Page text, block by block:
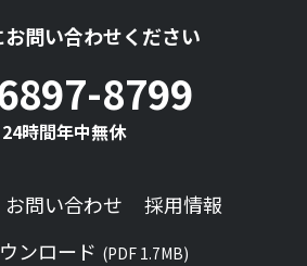
問い合わせください
8799
24時間年中無休
お問い合わせ
採用情報
ンロード (PDF 1.7MB)